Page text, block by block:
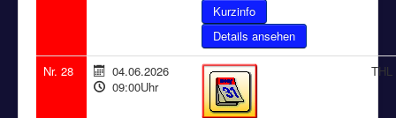
Details ansehen
Nr. 28
04.06.2026
09:00Uhr
THL